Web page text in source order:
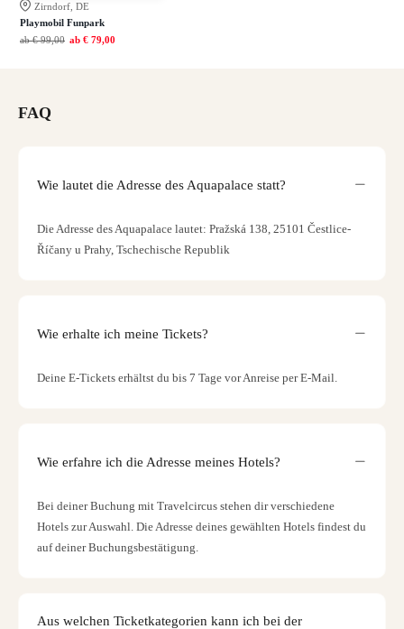
Zirndorf, DE
Playmobil Funpark
ab € 99,00 ab € 79,00
FAQ
Wie lautet die Adresse des Aquapalace statt?
Die Adresse des Aquapalace lautet: Pražská 138, 25101 Čestlice-
Říčany u Prahy, Tschechische Republik
Wie erhalte ich meine Tickets?
Deine E-Tickets erhältst du bis 7 Tage vor Anreise per E-Mail.
Wie erfahre ich die Adresse meines Hotels?
Bei deiner Buchung mit Travelcircus stehen dir verschiedene
Hotels zur Auswahl. Die Adresse deines gewählten Hotels findest du
auf deiner Buchungsbestätigung.
Aus welchen Ticketkategorien kann ich bei der